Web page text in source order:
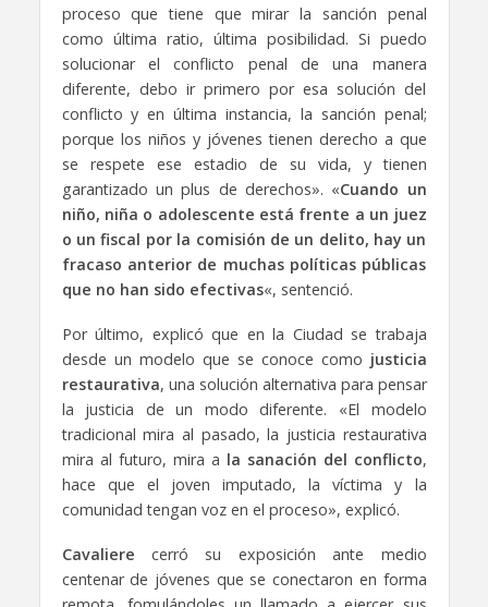
proceso que tiene que mirar la sanción penal
como última ratio, última posibilidad. Si puedo
solucionar el conflicto penal de una manera
diferente, debo ir primero por esa solución del
conflicto y en última instancia, la sanción penal;
porque los niños y jóvenes tienen derecho a que
se respete ese estadio de su vida, y tienen
garantizado un plus de derechos». «Cuando un
niño, niña o adolescente está frente a un juez
o un fiscal por la comisión de un delito, hay un
fracaso anterior de muchas políticas públicas
que no han sido efectivas«, sentenció.
Por último, explicó que en la Ciudad se trabaja
desde un modelo que se conoce como justicia
restaurativa, una solución alternativa para pensar
la justicia de un modo diferente. «El modelo
tradicional mira al pasado, la justicia restaurativa
mira al futuro, mira a la sanación del conflicto,
hace que el joven imputado, la víctima y la
comunidad tengan voz en el proceso», explicó.
Cavaliere cerró su exposición ante medio
centenar de jóvenes que se conectaron en forma